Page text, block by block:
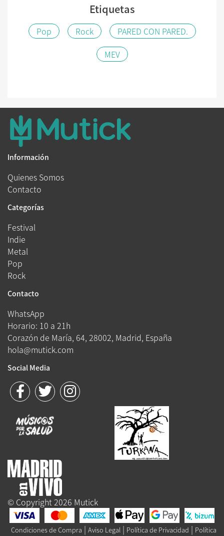
Etiquetas
Pop Rock
PARED CON PARED.
MEV
Información
Quienes Somos
Contacto
Categorías
Festival
Indie
Metal
Pop
Rock
Contacto
WhatsApp
Horario: 10 a 21h
Corazón de María, 64, 28002, Madrid, España
hola@mutick.com
Social Media
© Copyright 2026 Mutick
Condiciones de Compra | Aviso Legal | Política de Privacidad | Política